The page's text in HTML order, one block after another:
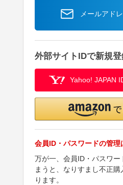
メールアド
外部サイトIDで新規
Yahoo! JAPAN
会員ID・パスワードの管
万が一、会員ID・パスワー
まうと、なりすまし不正
ります。